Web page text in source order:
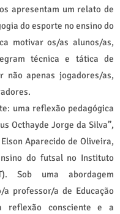
apresentam um relato de
do esporte no ensino do
motivar os/as alunos/as,
técnica e tática de
não apenas jogadores/as,
uma reflexão pedagógica
Octhayde Jorge da Silva”,
Aparecido de Oliveira,
do futsal no Instituto
Sob uma abordagem
professor/a de Educação
reflexão consciente e a